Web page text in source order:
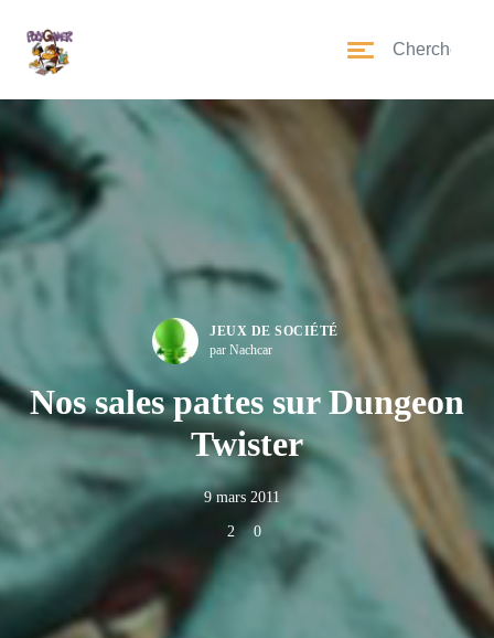
JEUX DE SOCIÉTÉ
par Nachcar
Nos sales pattes sur Dungeon
Twister
9 mars 2011
2 0